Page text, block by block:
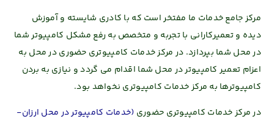
مرکز جامع خدمات ما مفتخر است که با کادری شایسته و آموزش
دیده و تعمیرکارانی با تجربه و متخصص به رفع مشکل کامپیوتر شما
در محل شما بپردازد. در مرکزخدمات کامپیوتری حضوری در محل به
اعزام تعمیر کامپیوتر در محل شما اقدام می گرددو نیازی به بردن
کامپیوترها به مرکزخدمات کامپیوتری نخواهد بود.
در مرکزخدمات کامپیوتری حضوری (خدمات کامپیوتر در محل ارزان-